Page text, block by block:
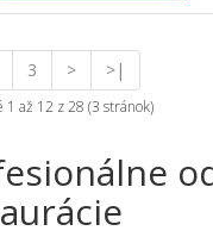
3 > >|
1 až 12 z 28 (3 stránok)